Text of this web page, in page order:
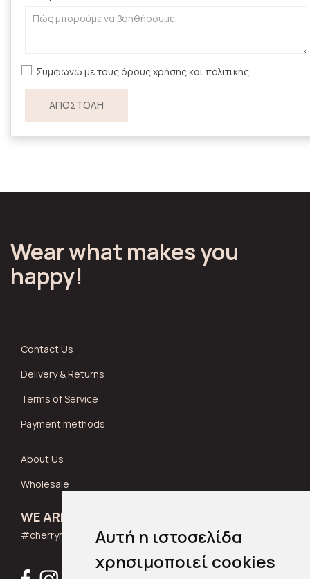
Αυτή η ιστοσελίδα
χρησιμοποιεί cookies
Συμφωνώ με τους όρους χρήσης και πολιτικής
Wear what makes you
happy!
Contact Us
Delivery & Returns
Terms of Service
Payment methods
About Us
Wholesale
WE ARE SOCIAL
#cherrymuse_wear